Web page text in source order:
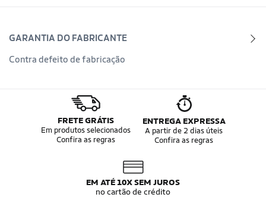
GARANTIA DO FABRICANTE
Contra defeito de fabricação
FRETE GRÁTIS
Em produtos selecionados
Confira as regras
ENTREGA EXPRESSA
A partir de 2 dias úteis
Confira as regras
EM ATÉ 10X SEM JUROS
no cartão de crédito